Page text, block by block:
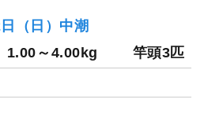
（日）中潮
1.00～4.00kg 竿頭3匹